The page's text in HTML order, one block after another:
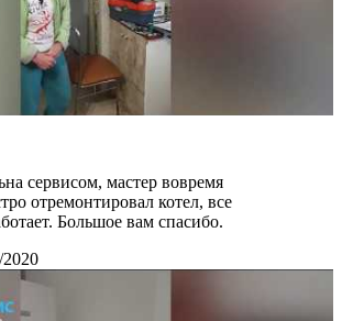
сервисом, мастер вовремя
отремонтировал котел, все
Большое вам спасибо.
2020